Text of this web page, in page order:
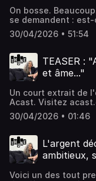
On bosse.
se demandent :
l'investissement
où le travail cesse
qu'on a mis à être
autrice de Ciao les
l'excellente
la pression à
et ce qu’on
vient de nous
travaille... pour
continuer à bosser
VélyMontage :
Instagram❤️ Vous
soutenir sur Tipee.
30/04/2026 • 51:54
TEASER :
et âme..."
Un court extrait de
Acast. Visitez
30/04/2026 • 01:46
L'argent
ambitieux,
Voici un des tout